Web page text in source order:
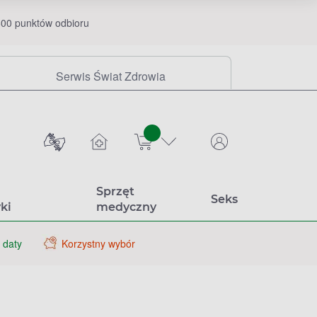
punktów odbioru
Serwis Świat Zdrowia
sztuk
Sprzęt
medyczny
Seks
Korzystny wybór